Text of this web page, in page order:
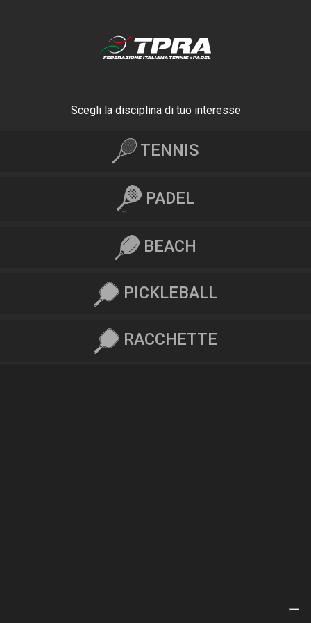
Scegli la disciplina di tuo interesse
TENNIS
PADEL
BEACH
PICKLEBALL
RACCHETTE